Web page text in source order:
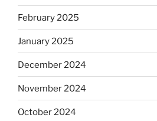
February 2025
January 2025
December 2024
November 2024
October 2024